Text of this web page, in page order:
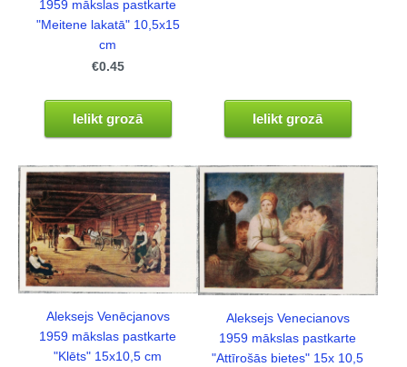
1959 mākslas pastkarte
"Meitene lakatā" 10,5x15
cm
€0.45
Ielikt grozā Ielikt grozā
Aleksejs Venēcjanovs
1959 mākslas pastkarte
"Klēts" 15x10,5 cm
Aleksejs Venecianovs
1959 mākslas pastkarte
"Attīrošās bietes" 15x 10,5